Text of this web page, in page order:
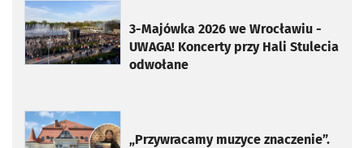
3-Majówka 2026 we Wrocławiu -
UWAGA! Koncerty przy Hali Stulecia
odwołane
otworzy się w nowej karcie
„Przywracamy muzyce znaczenie”.
otworzy się w nowej karcie